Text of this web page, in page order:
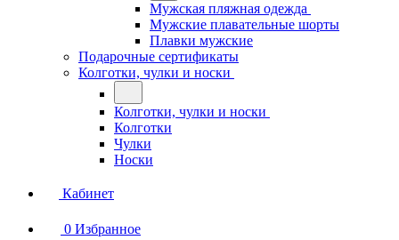
Мужская пляжная одежда
Мужские плавательные шорты
Плавки мужские
Подарочные сертификаты
Колготки, чулки и носки
Колготки, чулки и носки
Колготки
Чулки
Носки
Кабинет
0 Избранное